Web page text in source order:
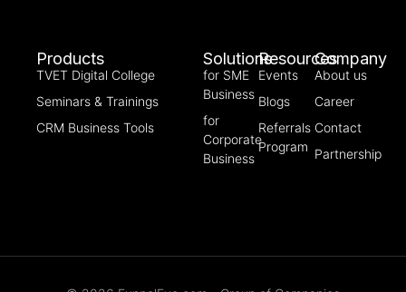
Products
TVET Digital College
Seminars & Trainings
CRM Business Tools
Solutions
for SME
Business
for
Corporate
Business
Resources
Events
Blogs
Referrals
Program
Company
About us
Career
Contact
Partnership